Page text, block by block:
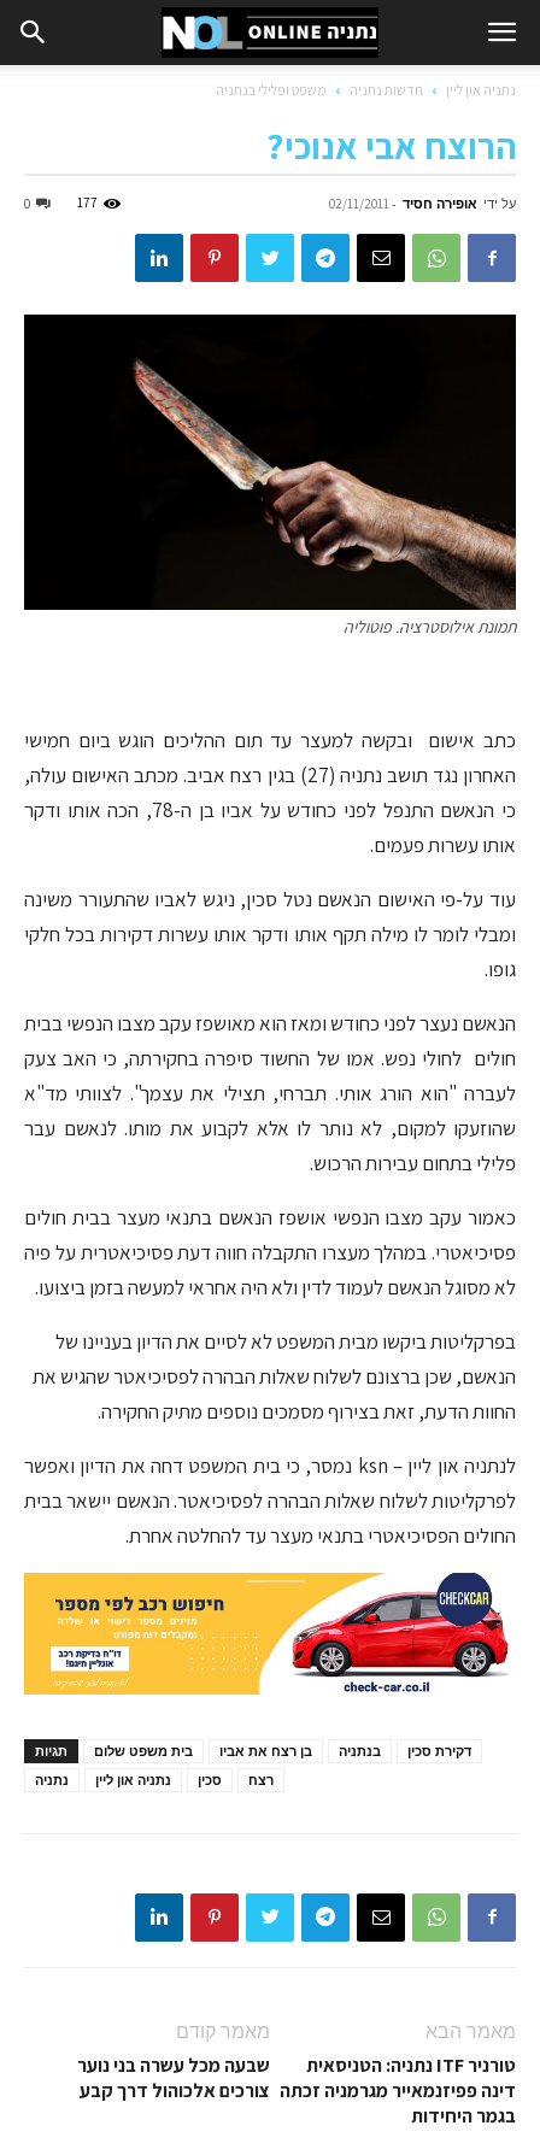
נתניה און ליין חדשות נתניה משפט ופלילי בנתניה
הרוצח אבי אנוכי?
על ידי אופירה חסיד -
02/11/2011
0 177
תמונת אילוסטרציה. פוטוליה
כתב אישום ובקשה למעצר עד תום ההליכים הוגש ביום חמישי
האחרון נגד תושב נתניה (27) בגין רצח אביב. מכתב האישום עולה,
כי הנאשם התנפל לפני כחודש על אביו בן ה-78, הכה אותו ודקר
אותו עשרות פעמים.
עוד על-פי האישום הנאשם נטל סכין, ניגש לאביו שהתעורר משינה
ומבלי לומר לו מילה תקף אותו ודקר אותו עשרות דקירות בכל חלקי
גופו.
הנאשם נעצר לפני כחודש ומאז הוא מאושפז עקב מצבו הנפשי בבית
חולים לחולי נפש. אמו של החשוד סיפרה בחקירתה, כי האב צעק
לעברה "הוא הורג אותי. תברחי, תצילי את עצמך". לצוותי מד"א
שהוזעקו למקום, לא נותר לו אלא לקבוע את מותו. לנאשם עבר
פלילי בתחום עבירות הרכוש.
כאמור עקב מצבו הנפשי אושפז הנאשם בתנאי מעצר בבית חולים
פסיכיאטרי. במהלך מעצרו התקבלה חווה דעת פסיכיאטרית על פיה
לא מסוגל הנאשם לעמוד לדין ולא היה אחראי למעשה בזמן ביצועו.
בפרקליטות ביקשו מבית המשפט לא לסיים את הדיון בעניינו של
הנאשם, שכן ברצונם לשלוח שאלות הבהרה לפסיכיאטר שהגיש את
החוות הדעת, זאת בצירוף מסמכים נוספים מתיק החקירה.
לנתניה און ליין – ksn נמסר, כי בית המשפט דחה את הדיון ואפשר
לפרקליטות לשלוח שאלות הבהרה לפסיכיאטר. הנאשם יישאר בבית
החולים הפסיכיאטרי בתנאי מעצר עד להחלטה אחרת.
תגיות בית משפט שלום בן רצח את אביו בנתניה
דקירת סכין
נתניה
נתניה און ליין סכין רצח
מאמר קודם
שבעה מכל עשרה בני נוער
צורכים אלכוהול דרך קבע
מאמר הבא
טורניר ITF נתניה: הטניסאית
דינה פפיזנמאייר מגרמניה זכתה
בגמר היחידות